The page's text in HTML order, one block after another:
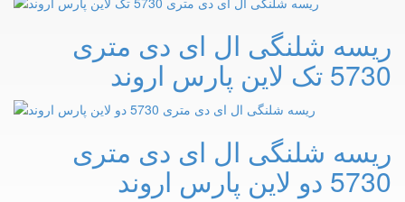
ریسه شلنگی ال ای دی متری
5730 تک لاین پارس اروند
ریسه شلنگی ال ای دی متری
5730 دو لاین پارس اروند